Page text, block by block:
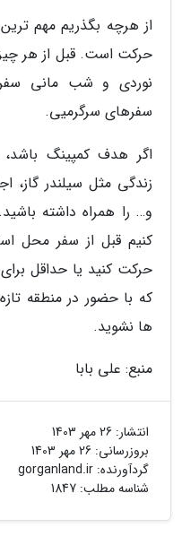
از هرچه بگذریم مهم
حرکت است. قبل از هر
نوردی و شب مانی
سفرهای سرگرمیی.
اگر هدف کمپینگ
زندگی مثل سیلندر گاز،
و… را همراه داشته
کنیم قبل از سفر محل
حرکت کنید یا حداقل
که با حضور در منطقه
ها نشوید.
منبع: علی بابا
انتشار: 26 مهر 1403
بروزرسانی: 26 مهر 1403
گردآورنده: gorganland.ir
شناسه مطلب: 1847